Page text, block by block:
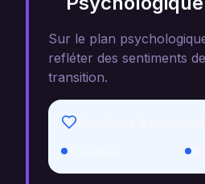
Sur le plan
refléter des sentiments
transition.